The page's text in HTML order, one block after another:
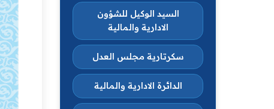
السيد الوكيل للشؤون
الادارية والمالية
سكرتارية مجلس العدل
الدائرة الادارية والمالية